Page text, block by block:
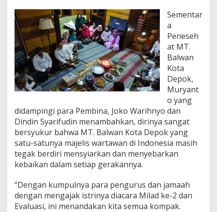
Sementar
a
Peneseh
at MT.
Balwan
Kota
Depok,
Muryant
o yang
didampingi para Pembina, Joko Warihnyo dan
Dindin Syarifudin menambahkan, dirinya sangat
bersyukur bahwa MT. Balwan Kota Depok yang
satu-satunya majelis wartawan di Indonesia masih
tegak berdiri mensyiarkan dan menyebarkan
kebaikan dalam setiap gerakannya.
“Dengan kumpulnya para pengurus dan jamaah
dengan mengajak istrinya diacara Milad ke-2 dan
Evaluasi, ini menandakan kita semua kompak.